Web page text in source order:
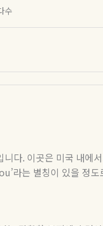
수
니다. 이곳은 미국 내에
라는 별칭이 있을 정